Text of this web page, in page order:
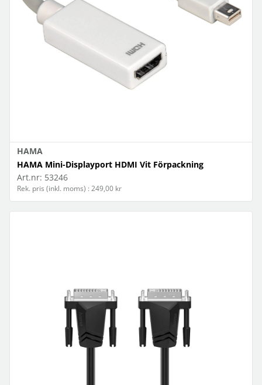
HAMA
HAMA Mini-Displayport HDMI Vit Förpackning
Art.nr: 53246
Rek. pris (inkl. moms) : 249,00 kr